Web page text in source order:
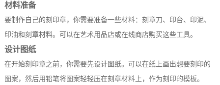
材料准备
要制作自己的刻印章，你需要准备一些材料：刻章刀、印台、印泥、
印油和刻章材料。可以在艺术用品店或在线商店购买这些工具。
设计图纸
在开始刻印章之前，你需要先设计图纸。可以在纸上画出想要刻印的
图案，然后用铅笔将图案轻轻压在刻章材料上，作为刻印的模板。